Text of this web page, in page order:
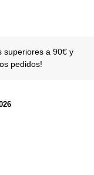
superiores a 90€ y
pedidos!